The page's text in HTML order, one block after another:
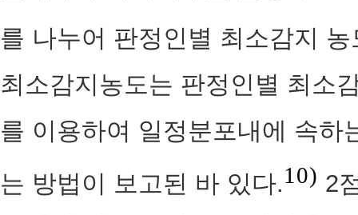
를 나누어 판정인별 최소감지
최소감지농도는 판정인별 최소
를 이용하여 일정분포내에 속하
는 방법이 보고된 바 있다.10) 2